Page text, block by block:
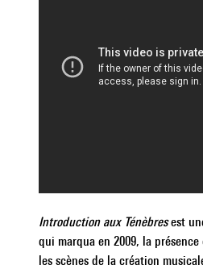
Introduction aux Ténèbresest
qui marqua en 2009, la
les scènes de la création